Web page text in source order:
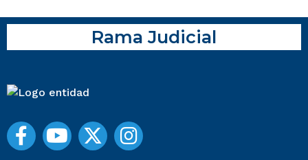
Rama Judicial